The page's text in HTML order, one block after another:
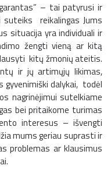
– tai patyrusi ir
suteiks reikalingas Jums
situacija yra individuali ir
žengti vieną ar kitą
kitų žmonių ateitis.
ir jų artimųjų likimas,
gyvenimiški dalykai, todėl
nagrinėjimui sutelkiame
bei pritaikome turimas
interesus – išvengti
mums geriau suprasti ir
problemas ar klausimus